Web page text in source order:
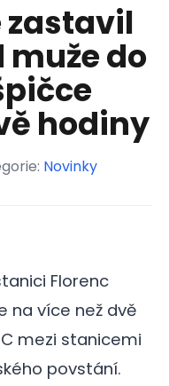
zastavil
do
hodiny
Novinky
Florenc
na více než dvě
mezi stanicemi
povstání.